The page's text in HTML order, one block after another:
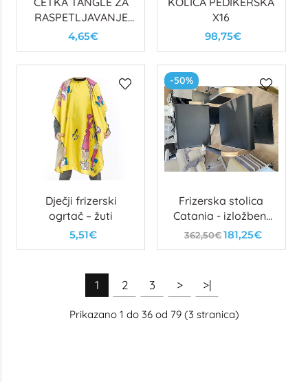
RASPETLJAVANJE
KOSE - ROZA
4,65€
X16
98,75€
Dječji frizerski
ogrtač – žuti
5,51€
-50%
Frizerska stolica
Catania - izložbeni
primjerak
362,50€181,25€
1 2 3 > >|
Prikazano 1 do 36 od 79 (3 stranica)